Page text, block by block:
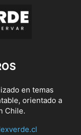
en temas
orientado a
Chile.